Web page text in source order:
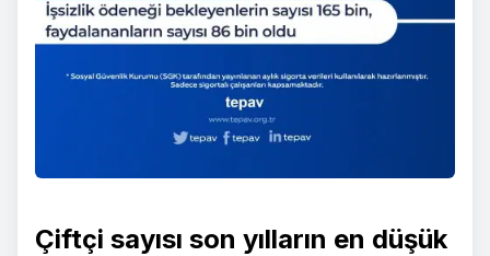
Çiftçi sayısı son yılların en düşük